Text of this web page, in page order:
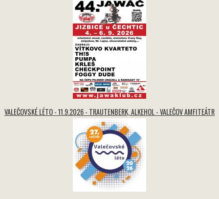
VALEČOVSKÉ LÉTO - 11.9.2026 - TRAUTENBERK, ALKEHOL - VALEČOV AMFITEÁTR